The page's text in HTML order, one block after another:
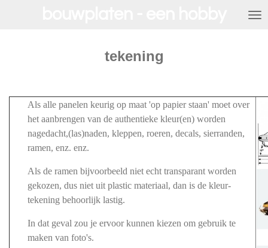
tekening
Als alle panelen keurig op maat 'op papier staan' moet over
het aanbrengen van de authentieke kleur(en) worden
nagedacht,(las)naden, kleppen, roeren, decals, sierranden,
ramen, enz. enz.
Als de ramen bijvoorbeeld niet echt transparant worden
gekozen, dus niet uit plastic materiaal, dan is de kleur-
tekening behoorlijk lastig.
In dat geval zou je ervoor kunnen kiezen om gebruik te
maken van foto's.